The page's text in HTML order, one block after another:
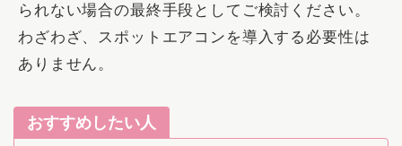
られない場合の最終手段としてご検討ください。
わざわざ、スポットエアコンを導入する必要性は
ありません。
おすすめしたい人